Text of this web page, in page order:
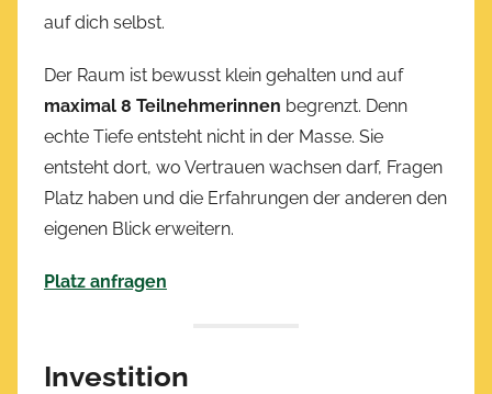
auf dich selbst.
Der Raum ist bewusst klein gehalten und auf
maximal 8 Teilnehmerinnen begrenzt. Denn
echte Tiefe entsteht nicht in der Masse. Sie
entsteht dort, wo Vertrauen wachsen darf, Fragen
Platz haben und die Erfahrungen der anderen den
eigenen Blick erweitern.
Platz anfragen
Investition